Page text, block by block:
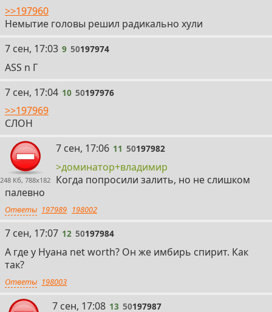
>>197960
Немытие головы решил радикально хули
9
7 сен, 17:03 9 50197974
ASS n Г
10
7 сен, 17:04 10 50197976
>>197969
СЛОН
248 Кб, 788x182
11
7 сен, 17:06 11 50197982
>доминатор+владимир
Когда попросили залить, но не слишком
палевно
Ответы 197989 198002
12
7 сен, 17:07 12 50197984
А где у Нуана net worth? Он же имбирь спирит. Как
так?
Ответы 198003
13
7 сен, 17:08 13 50197987